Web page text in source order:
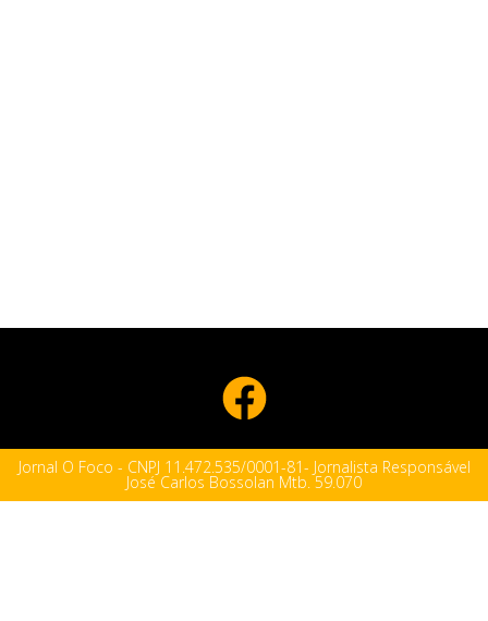
Jornal O Foco - CNPJ 11.472.535/0001-81- Jornalista Responsável
José Carlos Bossolan Mtb. 59.070